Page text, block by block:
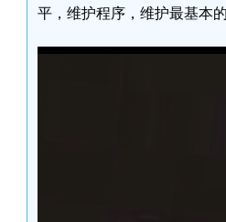
平，维护程序，维护最基本